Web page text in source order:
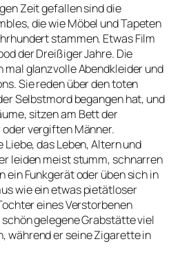
Zeit gefallen sind die
die wie Möbel und Tapeten
stammen. Etwas Film
der Dreißiger Jahre. Die
mal glanzvolle Abendkleider und
Sie reden über den toten
Selbstmord begangen hat, und
sitzen am Bett der
vergiften Männer.
das Leben, Altern und
leiden meist stumm, schnarren
ein Funkgerät oder üben sich in
wie ein etwas pietätloser
eines Verstorbenen
gelegene Grabstätte viel
während er seine Zigarette in